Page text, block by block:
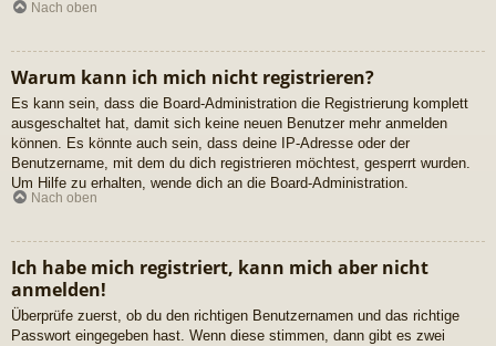
Nach oben
Warum kann ich mich nicht registrieren?
Es kann sein, dass die Board-Administration die Registrierung komplett
ausgeschaltet hat, damit sich keine neuen Benutzer mehr anmelden
können. Es könnte auch sein, dass deine IP-Adresse oder der
Benutzername, mit dem du dich registrieren möchtest, gesperrt wurden.
Um Hilfe zu erhalten, wende dich an die Board-Administration.
Nach oben
Ich habe mich registriert, kann mich aber nicht
anmelden!
Überprüfe zuerst, ob du den richtigen Benutzernamen und das richtige
Passwort eingegeben hast. Wenn diese stimmen, dann gibt es zwei